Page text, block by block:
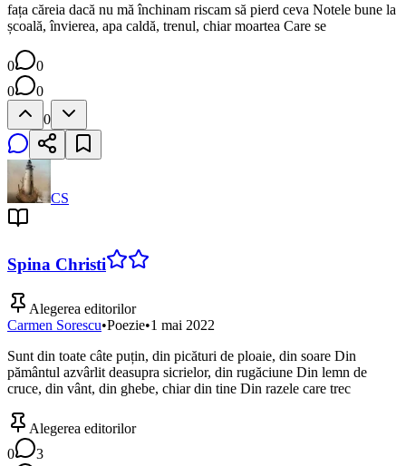
fața căreia dacă nu mă închinam riscam să pierd ceva Notele bune la
școală, învierea, apa caldă, trenul, chiar moartea Care se
0
0
0
0
0
CS
Spina Christi
Alegerea editorilor
Carmen Sorescu•Poezie•1 mai 2022
Sunt din toate câte puțin, din picături de ploaie, din soare Din
pământul azvârlit deasupra sicrielor, din rugăciune Din lemn de
cruce, din vânt, din ghebe, chiar din tine Din razele care trec
Alegerea editorilor
0
3